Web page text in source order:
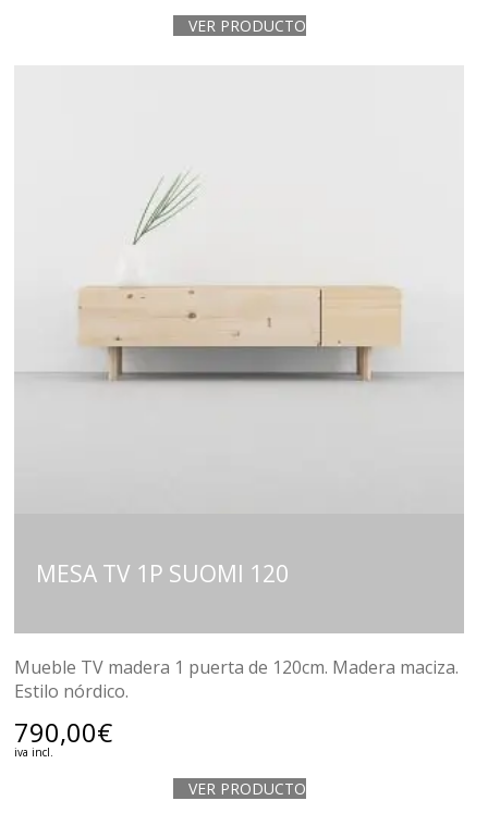
VER PRODUCTO
MESA TV 1P SUOMI 120
Mueble TV madera 1 puerta de 120cm. Madera maciza.
Estilo nórdico.
790,00€
iva incl.
VER PRODUCTO